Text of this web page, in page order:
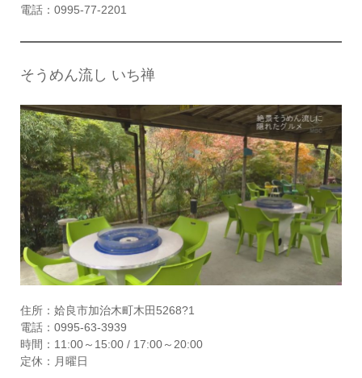
電話：0995-77-2201
そうめん流し いち禅
住所：姶良市加治木町木田5268?1
電話：0995-63-3939
時間：11:00～15:00 / 17:00～20:00
定休：月曜日